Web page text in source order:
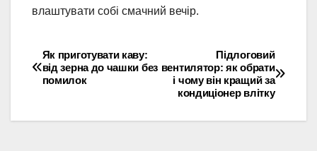
влаштувати собі смачний вечір.
Навігація
записів
Підлоговий
вентилятор: як обрати
і чому він кращий за
кондиціонер влітку
Як приготувати каву:
від зерна до чашки без
помилок